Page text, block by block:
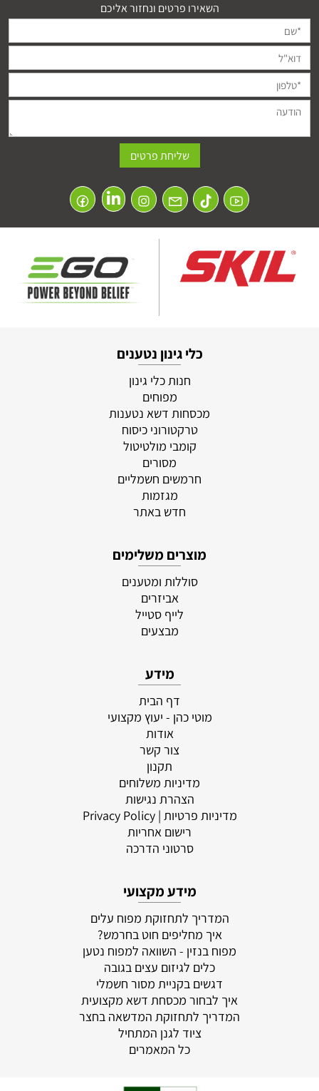
השאירו פרטים ונחזור אליכם
כלי גינון נטענים
חנות כלי גינון
מפוחים
מכסחות דשא נטענות
טרקטורוני כיסוח
קומבי מולטיטול
מסורים
חרמשים חשמליים
מגזמות
חדש באתר
מוצרים משלימים
סוללות ומטענים
אביזרים
לייף סטייל
מבצעים
מידע
דף הבית
מוטי כהן - יעוץ מקצועי
אודות
צור קשר
תקנון
מדיניות משלוחים
הצהרת נגישות
מדיניות פרטיות | Privacy Policy
רישום אחריות
סרטוני הדרכה
מידע מקצועי
המדריך לתחזוקת מפוח עלים
איך מחליפים חוט בחרמש?
מפוח בנזין - השוואה למפוח נטען
כלים לגיזום עצים בגובה
דגשים בקניית מסור חשמלי
איך לבחור מכסחת דשא מקצועית
המדריך לתחזוקת המדשאה בחצר
ציוד לגנן המתחיל
כל המאמרים